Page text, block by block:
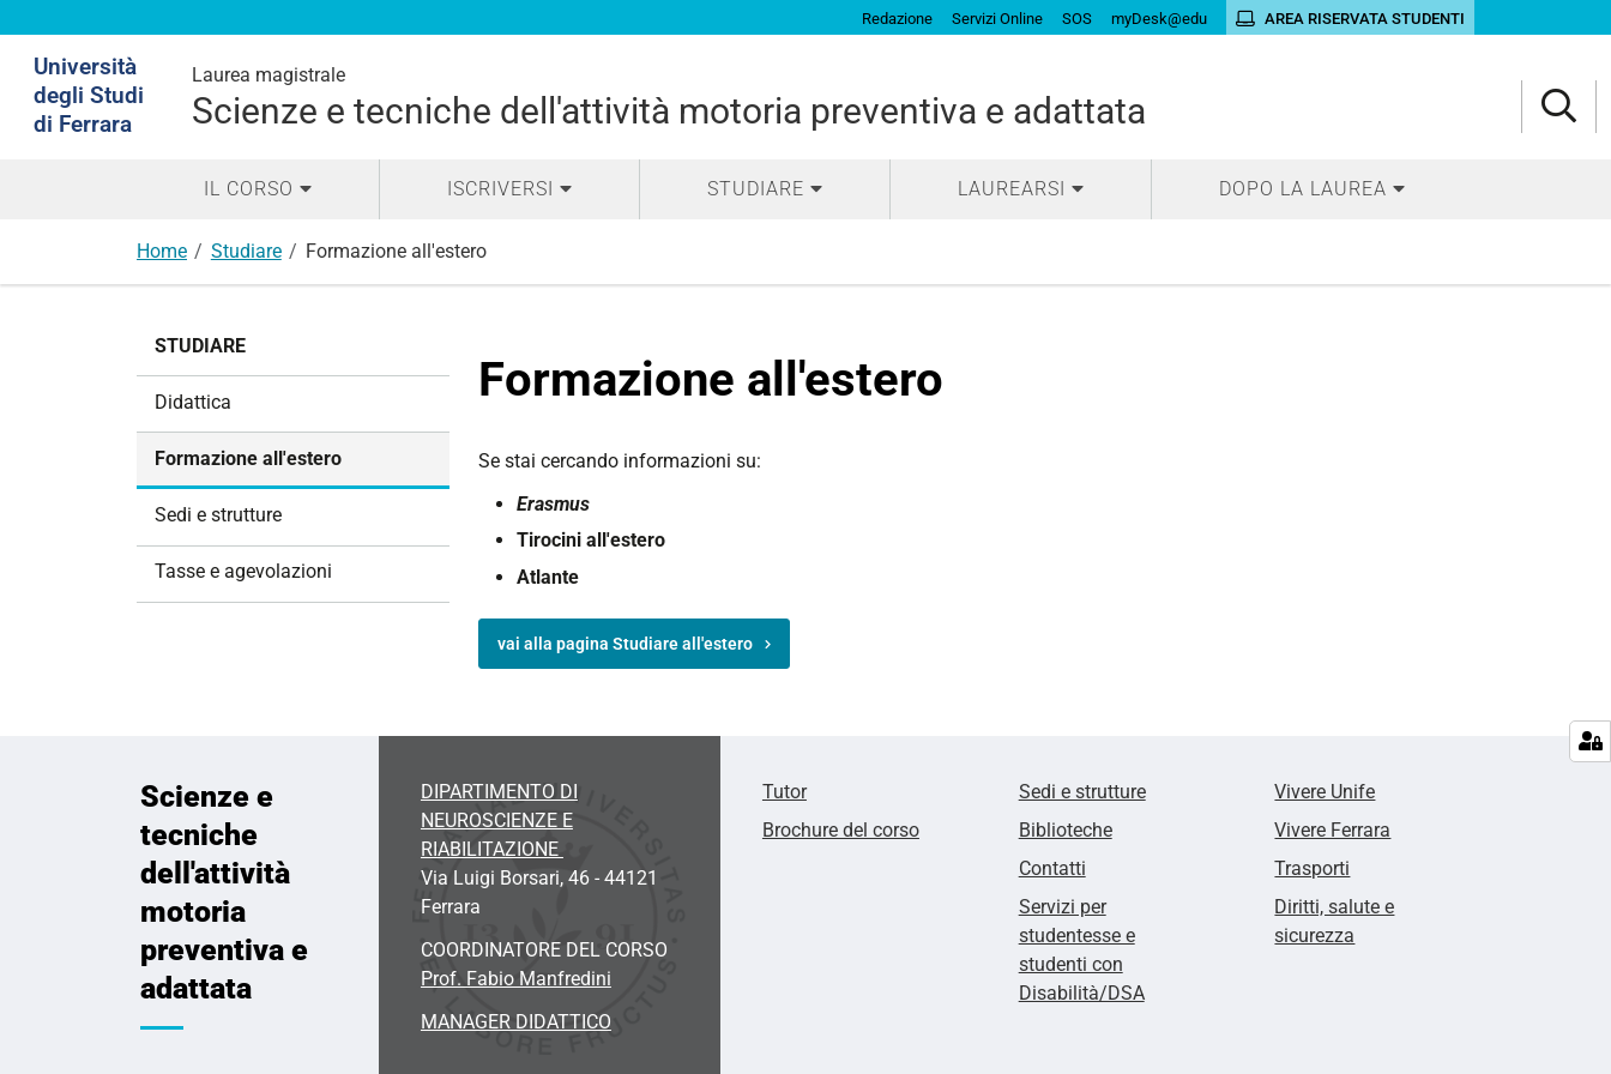
Redazione Servizi Online SOS myDesk@edu AREA RISERVATA STUDENTI
Università
degli Studi
di Ferrara
Laurea magistrale
Scienze e tecniche dell'attività motoria preventiva e adattata
Cerca
nel
sito
IL CORSO ISCRIVERSI STUDIARE LAUREARSI DOPO LA LAUREA
Home Studiare Formazione all'estero
Formazione all'estero
Se stai cercando informazioni su:
Erasmus
Tirocini all'estero
Atlante
vai alla pagina Studiare all'estero
STUDIARE
Didattica
Formazione all'estero
Sedi e strutture
Tasse e agevolazioni
Scienze e
tecniche
dell'attività
motoria
preventiva e
adattata
DIPARTIMENTO DI
NEUROSCIENZE E
RIABILITAZIONE
Via Luigi Borsari, 46 - 44121
Ferrara
COORDINATORE DEL CORSO
Prof. Fabio Manfredini
MANAGER DIDATTICO
Tutor
Brochure del corso
Sedi e strutture
Biblioteche
Contatti
Servizi per
studentesse e
studenti con
Disabilità/DSA
Vivere Unife
Vivere Ferrara
Trasporti
Diritti, salute e
sicurezza